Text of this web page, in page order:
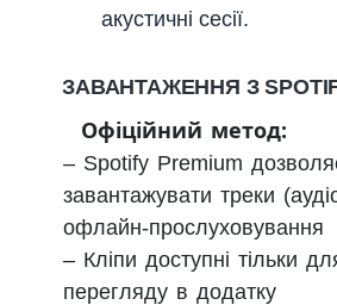
акустичні сесії.
ЗАВАНТАЖЕННЯ З
Офіційний метод:
– Spotify Premium
завантажувати треки
офлайн-прослуховування
– Кліпи доступні тільки
перегляду в додатку